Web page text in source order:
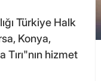
Türkiye Halk
Konya,
hizmet